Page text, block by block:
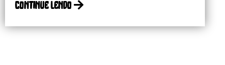
continue lendo